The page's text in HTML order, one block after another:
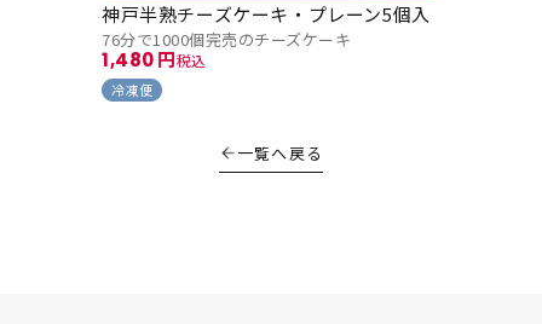
76分で1000個完売のチーズケーキ
神戸半熟チーズケーキ・プレーン5個入
冷凍便
1,480 税込
一覧へ戻る